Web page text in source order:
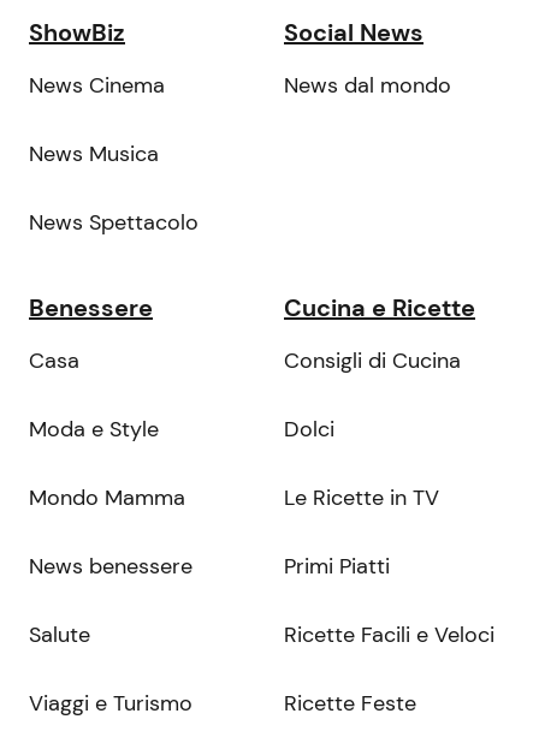
ShowBiz
News Cinema
News Musica
News Spettacolo
Social News
News dal mondo
Benessere
Casa
Moda e Style
Mondo Mamma
News benessere
Salute
Viaggi e Turismo
Cucina e Ricette
Consigli di Cucina
Dolci
Le Ricette in TV
Primi Piatti
Ricette Facili e Veloci
Ricette Feste